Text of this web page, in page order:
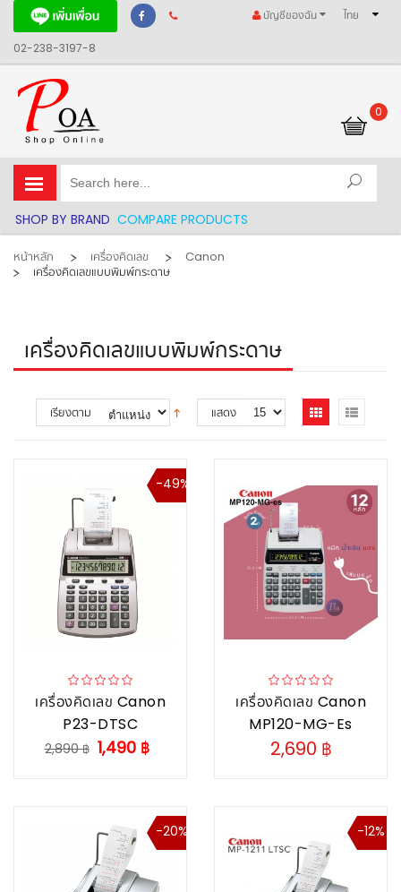
02-238-3197-8
ไทย
บัญชีของฉัน
0
SHOP BY BRAND COMPARE PRODUCTS
หน้าหลัก เครื่องคิดเลข
Canon
เครื่องคิดเลขแบบพิมพ์กระดาษ
เครื่องคิดเลขแบบพิมพ์กระดาษ
เรียงตาม แสดง
-49%
เครื่องคิดเลข Canon
P23-DTSC
2,890 ฿ 1,490 ฿
เครื่องคิดเลข Canon
MP120-MG-Es
2,690 ฿
-20% -12%